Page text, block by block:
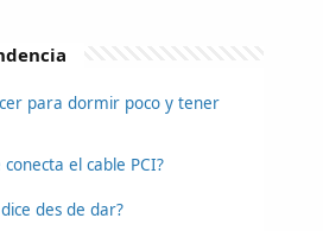
para dormir poco y tener
conecta el cable PCI?
des de dar?